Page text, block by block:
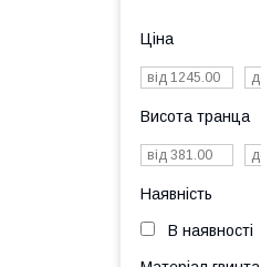
Ціна
Висота транца
Наявність
В наявності